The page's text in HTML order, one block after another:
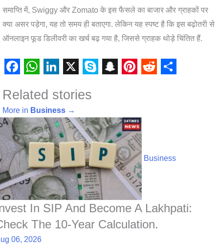
समाप्ति में, Swiggy और Zomato के इस फैसले का बाजार और ग्राहकों पर
क्या असर पड़ेगा, यह तो समय ही बताएगा. लेकिन यह स्पष्ट है कि इस बढ़ोतरी से
ऑनलाइन फूड डिलीवरी का खर्च बढ़ गया है, जिससे ग्राहक थोड़े चिंतित हैं.
a
c
e
b
o
o
k
h
a
t
s
A
p
p
i
n
k
e
d
I
n
k
y
p
e
a
p
c
h
a
t
n
t
e
r
e
s
t
d
d
i
t
Related stories
More in Business →
Business
In SIP And Become A Lakhpati:
The 10-Year Calculation.
06, 2026